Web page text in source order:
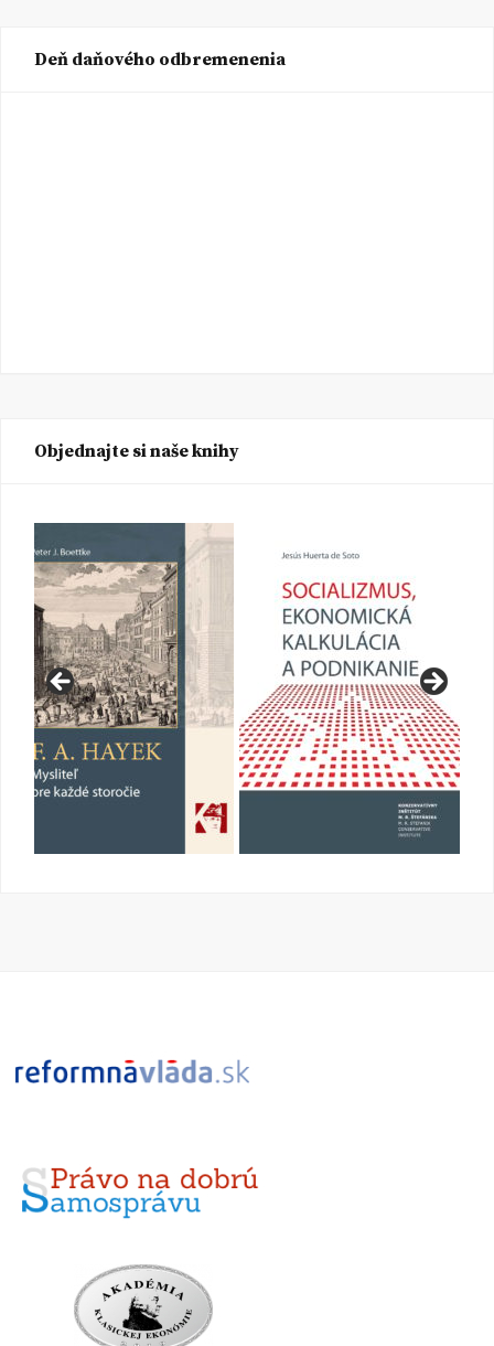
Deň daňového odbremenenia
Objednajte si naše knihy